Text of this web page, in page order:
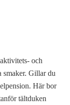
och
smaker. Gillar du
Här bor
tältduken